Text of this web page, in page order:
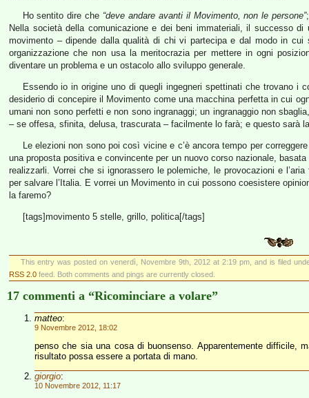
Ho sentito dire che “deve andare avanti il Movimento, non le persone”
Nella società della comunicazione e dei beni immateriali, il successo
movimento – dipende dalla qualità di chi vi partecipa e dal modo in
organizzazione che non usa la meritocrazia per mettere in ogni
diventare un problema e un ostacolo allo sviluppo generale.
Essendo io in origine uno di quegli ingegneri spettinati che trovano i
desiderio di concepire il Movimento come una macchina perfetta in cui
umani non sono perfetti e non sono ingranaggi; un ingranaggio non
– se offesa, sfinita, delusa, trascurata – facilmente lo farà; e questo sarà
Le elezioni non sono poi così vicine e c’è ancora tempo per
una proposta positiva e convincente per un nuovo corso nazionale,
realizzarli. Vorrei che si ignorassero le polemiche, le provocazioni e
per salvare l’Italia. E vorrei un Movimento in cui possono coesistere
la faremo?
[tags]movimento 5 stelle, grillo, politica[/tags]
This entry was posted on venerdì, Novembre 9th, 2012 at 2:19 pm, and is filed
RSS 2.0 feed. Both comments and pings are currently closed.
17 commenti a “Ricominciare a volare”
matteo:
9 Novembre 2012, 18:02
penso che sia una cosa di buonsenso. Apparentemente difficile,
risultato possa essere a portata di mano.
giorgio:
10 Novembre 2012, 11:17